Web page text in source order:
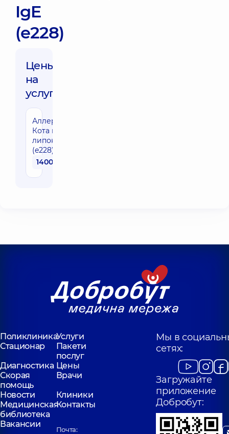
IgE
(e228)
Цены
на
услуги:
Аллергокомпонент
Кота rFel d4,
липокалин, IgE
(e228)
1400 грн
ПоликлиникаУслуги
Стационар
Пакети
послуг
Диагностика Цены
Скорая
помощь
Врачи
Новости
Клиники
Медицинская
библиотека
Контакты
Вакансии
Почта:
Мы в
сетях:
Загружайте
приложение
Добробут: